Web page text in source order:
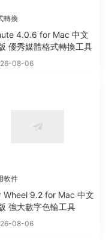
轉換
4.0.6 for Mac 中文
優秀媒體格式轉換工具
08-06
軟件
Wheel 9.2 for Mac 中文
強大數字色輪工具
08-06